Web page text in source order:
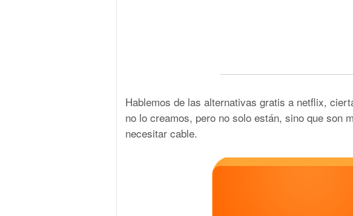
Hablemos de las alternativas gratis a netflix,
no lo creamos, pero no solo están, sino que son
necesitar cable.